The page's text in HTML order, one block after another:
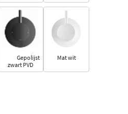
Gepolijst
zwart PVD
Mat wit